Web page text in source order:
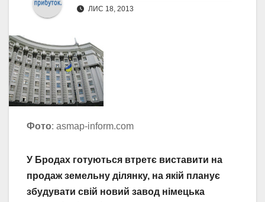
ЛИС 18, 2013
Фото: asmap-inform.com
У Бродах готуються втретє виставити на
продаж земельну ділянку, на якій планує
збудувати свій новий завод німецька